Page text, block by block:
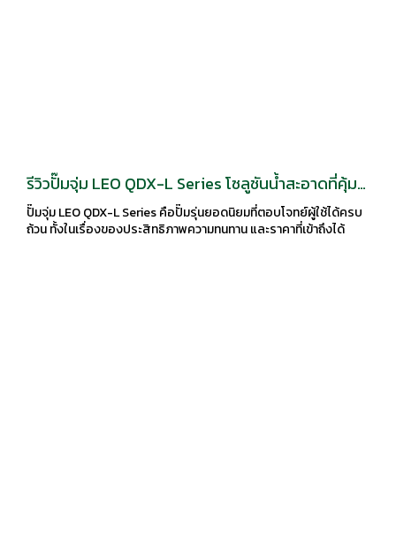
รีวิวปั๊มจุ่ม LEO QDX-L Series โซลูชันน้ำสะอาดที่คุ้ม
ค่า
ปั๊มจุ่ม LEO QDX-L Series คือปั๊มรุ่นยอดนิยมที่ตอบโจทย์ผู้ใช้ได้ครบ
ถ้วน ทั้งในเรื่องของประสิทธิภาพความทนทาน และราคาที่เข้าถึงได้